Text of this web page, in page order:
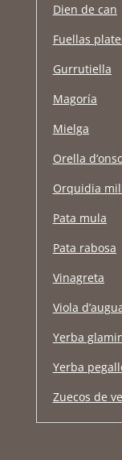
Dien de can
Fuellas
Gurrutiella
Magoría
Mielga
Orella
Orquidia
Pata mula
Pata rabosa
Vinagreta
Viola
Yerba
Yerba
Zuecos de